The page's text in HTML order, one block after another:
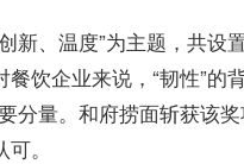
新、温度”为主题，共
饮企业来说，“韧性”
分量。和府捞面斩获该
。